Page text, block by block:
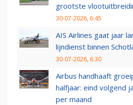
grootste
30-07-2026, 6:45
AIS Airlines gaat jaar
lijndienst binnen
30-07-2026, 6:30
Airbus handhaaft
halfjaar: eind volgend
per maand